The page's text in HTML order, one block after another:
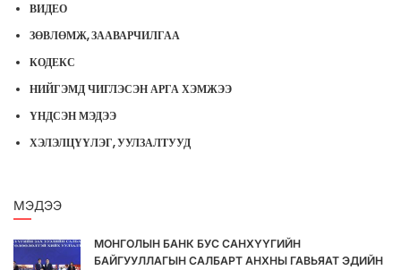
ВИДЕО
ЗӨВЛӨМЖ, ЗААВАРЧИЛГАА
КОДЕКС
НИЙГЭМД ЧИГЛЭСЭН АРГА ХЭМЖЭЭ
ҮНДСЭН МЭДЭЭ
ХЭЛЭЛЦҮҮЛЭГ, УУЛЗАЛТУУД
МЭДЭЭ
МОНГОЛЫН БАНК БУС САНХҮҮГИЙН
БАЙГУУЛЛАГЫН САЛБАРТ АНХНЫ ГАВЬЯАТ ЭДИЙН